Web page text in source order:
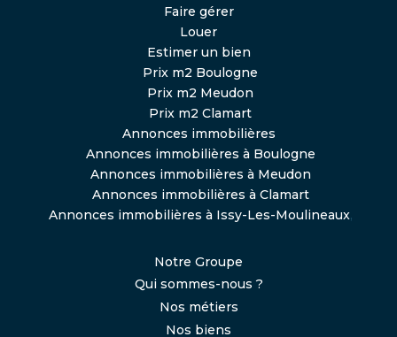
Faire gérer
Louer
Estimer un bien
Prix m2 Boulogne
Prix m2 Meudon
Prix m2 Clamart
Annonces immobilières
Annonces immobilières à Boulogne
Annonces immobilières à Meudon
Annonces immobilières à Clamart
Annonces immobilières à Issy-Les-Moulineaux,
Notre Groupe
Qui sommes-nous ?
Nos métiers
Nos biens